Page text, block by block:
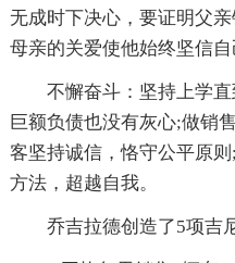
无成时下决心，要证明父
母亲的关爱使他始终坚信自
不懈奋斗：坚持上学
巨额负债也没有灰心;做销
客坚持诚信，恪守公平原
方法，超越自我。
乔吉拉德创造了5项吉